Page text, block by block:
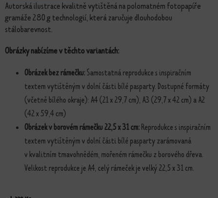
Autorská ilustrace kvalitně vytištěná na polomatném fotopapíře
gramáže 280 g technologií, která zaručuje dlouhodobou
stálobarevnost.
Obrázky nabízíme v těchto variantách:
Obrázek bez rámečku:Samostatná reprodukce s inspiračním
textem vytištěným v dolní části bílé pasparty. Dostupné formáty
(včetně bílého okraje): A4 (21 x 29,7 cm), A3 (29,7 x 42 cm) a A2
(42 x 59,4 cm)
Obrázek v borovém rámečku 22,5 x 31 cm:Reprodukce s inspiračním
textem vytištěným v dolní části bílé pasparty zarámovaná
v kvalitním tmavohnědém, mořeném rámečku z borového dřeva.
Velikost reprodukce je A4, celý rámeček je velký 22,5 x 31 cm.